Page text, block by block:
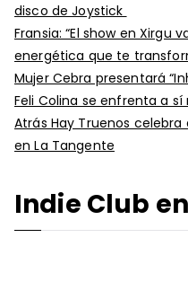
disco de Joystick
Fransia: “El show en Xirgu
energética que te
Mujer Cebra presentará
Feli Colina se enfrenta a sí
Atrás Hay Truenos celebra
en La Tangente
Indie Club